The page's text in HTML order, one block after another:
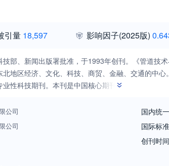
引量 18,597 影响因子(2025版)
技部、新闻出版署批准，于1993年创刊。《管道
地区经济、文化、科技、商贸、金融、交通的中
性科技期刊。本刊是中国核心期刊（遴选）数据
息，展示先进生产设备及产品的重要窗口。 《管
品、市场等方面的信息，满足广大读者希望及时获
的目的。《管道技术与设备》期刊在内容上注重报
点"问题展开探讨、介绍经验和心得的文章。充分
性，指导性，系统性。已设置了设计与研究、管件
公司
公司
国内统
国际标
创刊时间